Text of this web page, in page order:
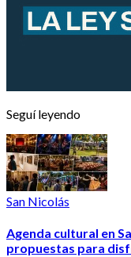
Seguí leyendo
San Nicolás
Agenda cultural en
propuestas para